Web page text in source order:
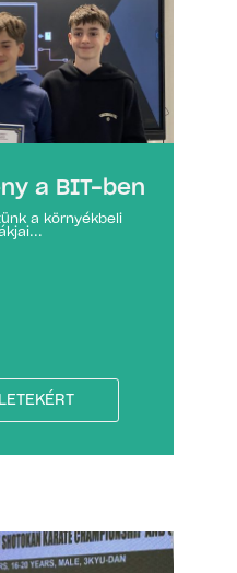
a BIT-ben
a környékbeli